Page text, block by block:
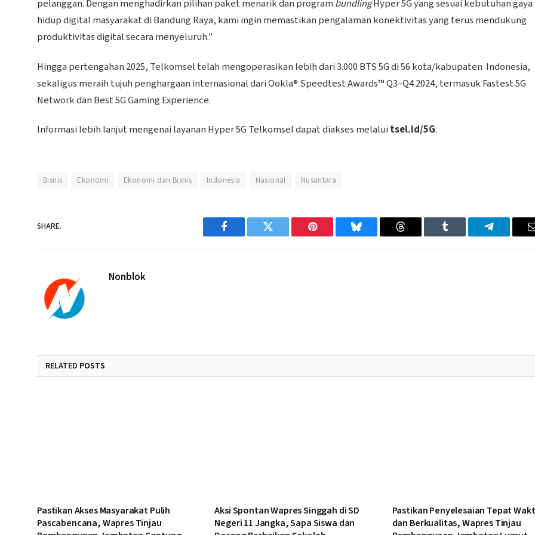
pelanggan. Dengan menghadirkan pilihan paket menarik dan program bundlingHyper 5G yang sesuai kebutuhan gaya
hidup digital masyarakat di Bandung Raya, kami ingin memastikan pengalaman konektivitas yang terus mendukung
produktivitas digital secara menyeluruh.”
Hingga pertengahan 2025, Telkomsel telah mengoperasikan lebih dari 3.000 BTS 5G di 56 kota/kabupaten Indonesia,
sekaligus meraih tujuh penghargaan internasional dari Ookla® Speedtest Awards™ Q3–Q4 2024, termasuk Fastest 5G
Network dan Best 5G Gaming Experience.
Informasi lebih lanjut mengenai layanan Hyper 5G Telkomsel dapat diakses melalui tsel.id/5G.
Bisnis Ekonomi Ekonomi dan Bisnis Indonesia Nasional Nusantara
SHARE.
Facebook Twitter Pinterest Bluesky Threads Tumblr Telegram
Nonblok
RELATED POSTS
Pastikan Akses Masyarakat Pulih
Pascabencana, Wapres Tinjau
Aksi Spontan Wapres Singgah di SD
Negeri 11 Jangka, Sapa Siswa dan
Pastikan Penyelesaian Tepat
dan Berkualitas, Wapres Tinjau